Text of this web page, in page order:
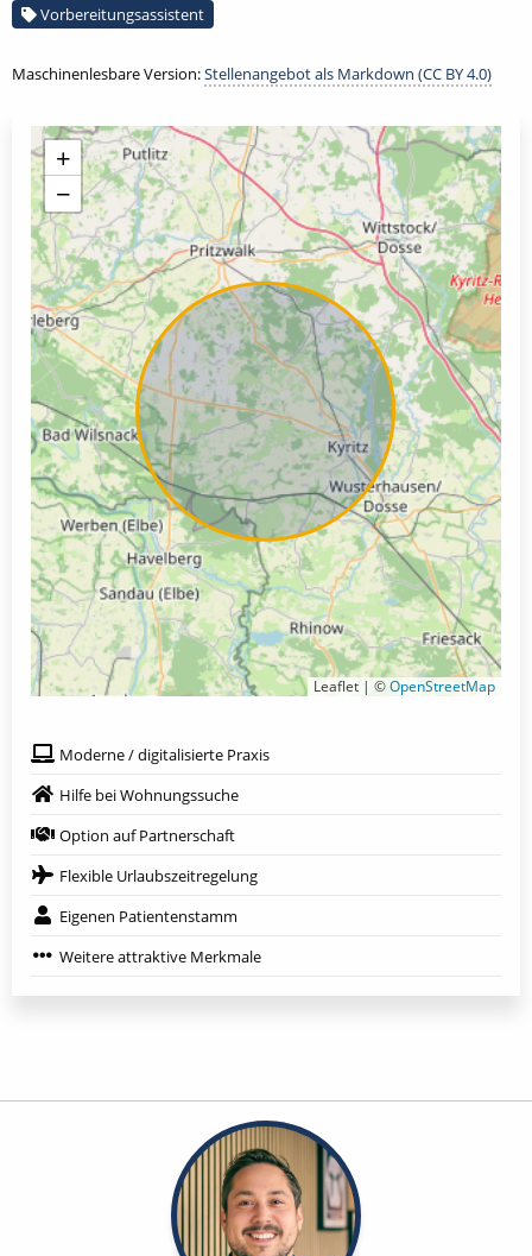
Vorbereitungsassistent
Maschinenlesbare Version:Stellenangebot als Markdown (CC BY 4.0)
+
−
Leaflet | ©OpenStreetMap
Moderne / digitalisierte Praxis
Hilfe bei Wohnungssuche
Option auf Partnerschaft
Flexible Urlaubszeitregelung
Eigenen Patientenstamm
Weitere attraktive Merkmale